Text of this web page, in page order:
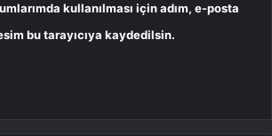
kullanılması için adım, e-posta
bu tarayıcıya kaydedilsin.